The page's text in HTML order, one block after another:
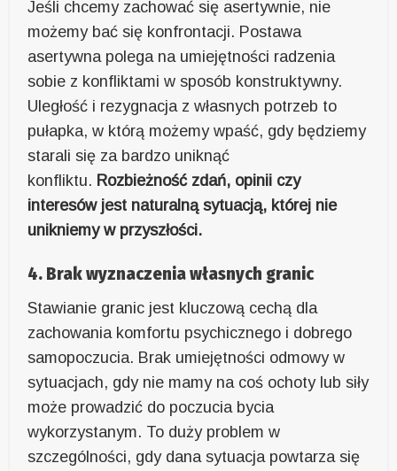
Jeśli chcemy zachować się asertywnie, nie
możemy bać się konfrontacji. Postawa
asertywna polega na umiejętności radzenia
sobie z konfliktami w sposób konstruktywny.
Uległość i rezygnacja z własnych potrzeb to
pułapka, w którą możemy wpaść, gdy będziemy
starali się za bardzo uniknąć
konfliktu. Rozbieżność zdań, opinii czy
interesów jest naturalną sytuacją, której nie
unikniemy w przyszłości.
4. Brak wyznaczenia własnych granic
Stawianie granic jest kluczową cechą dla
zachowania komfortu psychicznego i dobrego
samopoczucia. Brak umiejętności odmowy w
sytuacjach, gdy nie mamy na coś ochoty lub siły
może prowadzić do poczucia bycia
wykorzystanym. To duży problem w
szczególności, gdy dana sytuacja powtarza się